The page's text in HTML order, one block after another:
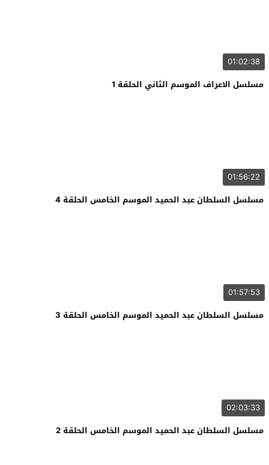
01:02:38
مسلسل الاعراف الموسم الثاني الحلقة 1
01:56:22
مسلسل السلطان عبد الحميد الموسم الخامس الحلقة 4
01:57:53
مسلسل السلطان عبد الحميد الموسم الخامس الحلقة 3
02:03:33
مسلسل السلطان عبد الحميد الموسم الخامس الحلقة 2